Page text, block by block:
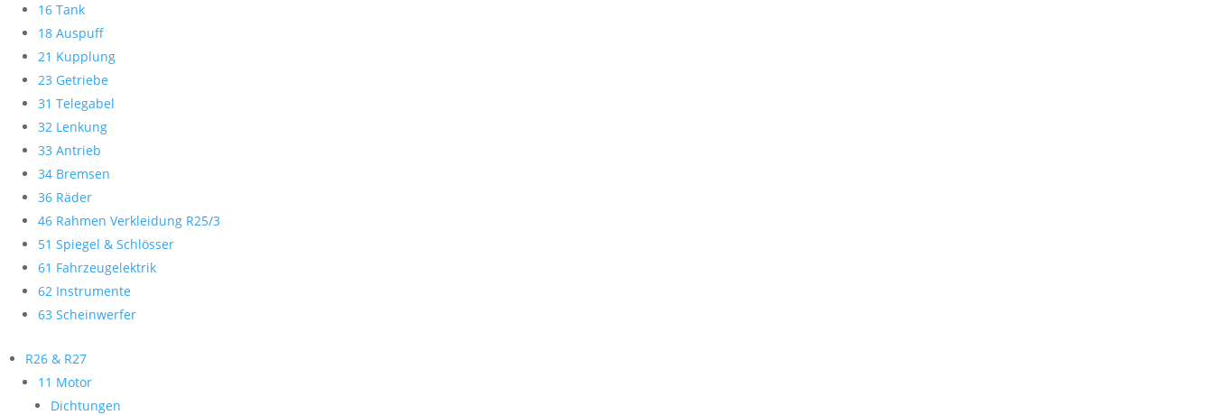
16 Tank
18 Auspuff
21 Kupplung
23 Getriebe
31 Telegabel
32 Lenkung
33 Antrieb
34 Bremsen
36 Räder
46 Rahmen Verkleidung R25/3
51 Spiegel & Schlösser
61 Fahrzeugelektrik
62 Instrumente
63 Scheinwerfer
R26 & R27
11 Motor
Dichtungen